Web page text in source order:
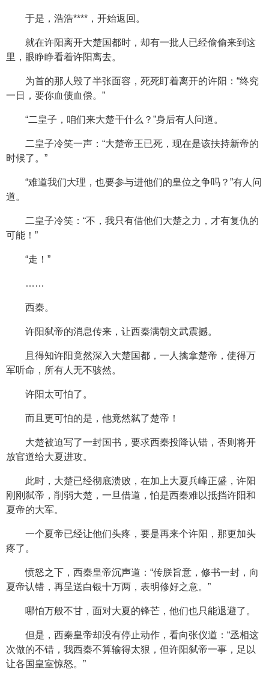
于是，浩浩****，开始返回。
就在许阳离开大楚国都时，却有一批人已经偷偷来到这
里，眼睁睁看着许阳离去。
为首的那人毁了半张面容，死死盯着离开的许阳：“终究
一日，要你血债血偿。”
“二皇子，咱们来大楚干什么？”身后有人问道。
二皇子冷笑一声：“大楚帝王已死，现在是该扶持新帝的
时候了。”
“难道我们大理，也要参与进他们的皇位之争吗？”有人问
道。
二皇子冷笑：“不，我只有借他们大楚之力，才有复仇的
可能！”
“走！”
……
西秦。
许阳弑帝的消息传来，让西秦满朝文武震撼。
且得知许阳竟然深入大楚国都，一人擒拿楚帝，使得万
军听命，所有人无不骇然。
许阳太可怕了。
而且更可怕的是，他竟然弑了楚帝！
大楚被迫写了一封国书，要求西秦投降认错，否则将开
放官道给大夏进攻。
此时，大楚已经彻底溃败，在加上大夏兵峰正盛，许阳
刚刚弑帝，削弱大楚，一旦借道，怕是西秦难以抵挡许阳和
夏帝的大军。
一个夏帝已经让他们头疼，要是再来个许阳，那更加头
疼了。
愤怒之下，西秦皇帝沉声道：“传朕旨意，修书一封，向
夏帝认错，再呈送白银十万两，表明修好之意。”
哪怕万般不甘，面对大夏的锋芒，他们也只能退避了。
但是，西秦皇帝却没有停止动作，看向张仪道：“丞相这
次做的不错，我西秦不算输得太狠，但许阳弑帝一事，足以
让各国皇室惊怒。”